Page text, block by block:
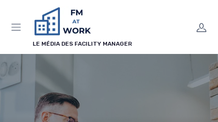
LE MÉDIA DES FACILITY MANAGER
Panneau de gestion des cookies